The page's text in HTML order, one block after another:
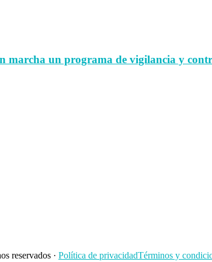
marcha un programa de vigilancia y
reservados · Política de privacidadTérminos y